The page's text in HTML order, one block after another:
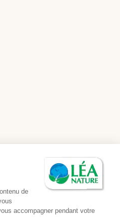
de
accompagner pendant votre